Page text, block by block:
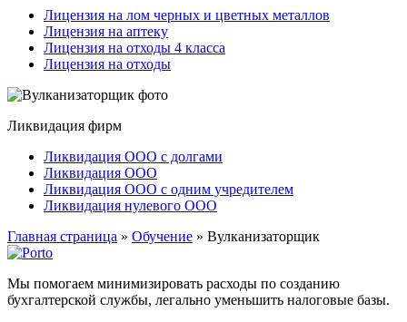
Лицензия на лом черных и цветных металлов
Лицензия на аптеку
Лицензия на отходы 4 класса
Лицензия на отходы
Ликвидация фирм
Ликвидация ООО с долгами
Ликвидация ООО
Ликвидация ООО с одним учредителем
Ликвидация нулевого ООО
Главная страница » Обучение » Вулканизаторщик
Мы помогаем минимизировать расходы по созданию
бухгалтерской службы, легально уменьшить налоговые базы.